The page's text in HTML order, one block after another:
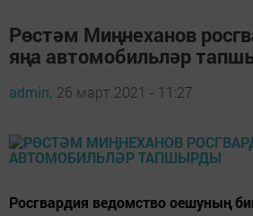
Рөстәм Миңнеханов
яңа автомобильләр
admin, 26 март 2021 - 11:27
Росгвардия ведомство оешуның